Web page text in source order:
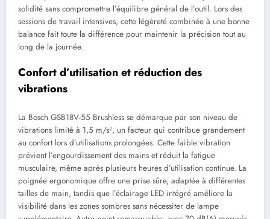
solidité sans compromettre l’équilibre général de l’outil. Lors des
sessions de travail intensives, cette légèreté combinée à une bonne
balance fait toute la différence pour maintenir la précision tout au
long de la journée.
Confort d’utilisation et réduction des
vibrations
La Bosch GSB18V-55 Brushless se démarque par son niveau de
vibrations limité à 1,5 m/s², un facteur qui contribue grandement
au confort lors d’utilisations prolongées. Cette faible vibration
prévient l’engourdissement des mains et réduit la fatigue
musculaire, même après plusieurs heures d’utilisation continue. La
poignée ergonomique offre une prise sûre, adaptée à différentes
tailles de main, tandis que l’éclairage LED intégré améliore la
visibilité dans les zones sombres sans nécessiter de lampe